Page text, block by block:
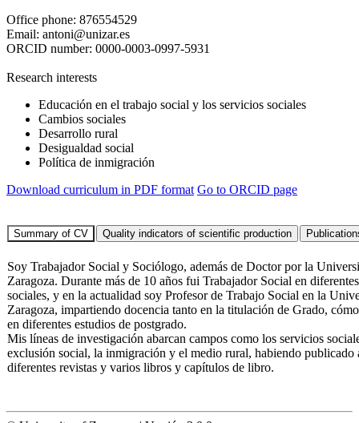
Office phone: 876554529
Email: antoni@unizar.es
ORCID number: 0000-0003-0997-5931
Research interests
Educación en el trabajo social y los servicios sociales
Cambios sociales
Desarrollo rural
Desigualdad social
Política de inmigración
Download curriculum in PDF format Go to ORCID page
Soy Trabajador Social y Sociólogo, además de Doctor por la
Zaragoza. Durante más de 10 años fui Trabajador Social en
sociales, y en la actualidad soy Profesor de Trabajo Social en la
Zaragoza, impartiendo docencia tanto en la titulación de Grado,
en diferentes estudios de postgrado.
Mis líneas de investigación abarcan campos como los servicios
exclusión social, la inmigración y el medio rural, habiendo publicado
diferentes revistas y varios libros y capítulos de libro.